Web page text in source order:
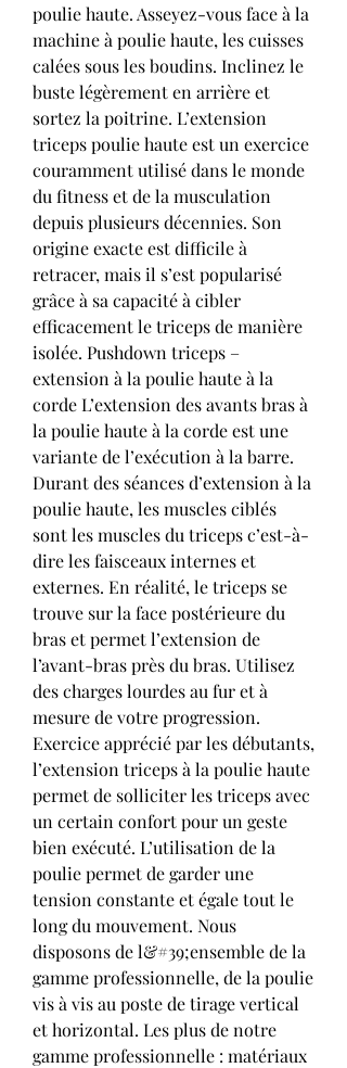
poulie haute. Asseyez-vous face à la
machine à poulie haute, les cuisses
calées sous les boudins. Inclinez le
buste légèrement en arrière et
sortez la poitrine. L’extension
triceps poulie haute est un exercice
couramment utilisé dans le monde
du fitness et de la musculation
depuis plusieurs décennies. Son
origine exacte est difficile à
retracer, mais il s’est popularisé
grâce à sa capacité à cibler
efficacement le triceps de manière
isolée. Pushdown triceps –
extension à la poulie haute à la
corde L’extension des avants bras à
la poulie haute à la corde est une
variante de l’exécution à la barre.
Durant des séances d’extension à la
poulie haute, les muscles ciblés
sont les muscles du triceps c’est-à-
dire les faisceaux internes et
externes. En réalité, le triceps se
trouve sur la face postérieure du
bras et permet l’extension de
l’avant-bras près du bras. Utilisez
des charges lourdes au fur et à
mesure de votre progression.
Exercice apprécié par les débutants,
l’extension triceps à la poulie haute
permet de solliciter les triceps avec
un certain confort pour un geste
bien exécuté. L’utilisation de la
poulie permet de garder une
tension constante et égale tout le
long du mouvement. Nous
disposons de l&#39;ensemble de la
gamme professionnelle, de la poulie
vis à vis au poste de tirage vertical
et horizontal. Les plus de notre
gamme professionnelle : matériaux